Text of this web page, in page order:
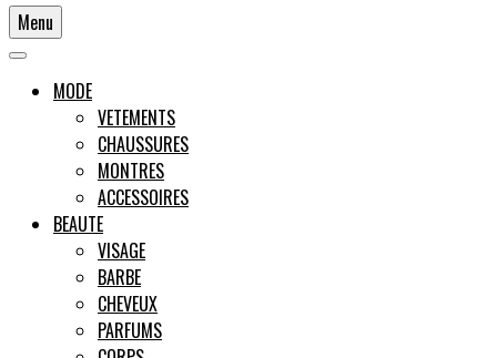
Pas si
Un guide pour l'homme moderne
Menu
MODE
VETEMENTS
CHAUSSURES
MONTRES
ACCESSOIRES
BEAUTE
VISAGE
BARBE
CHEVEUX
PARFUMS